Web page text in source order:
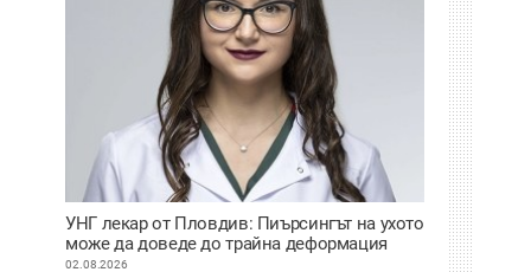
УНГ лекар от Пловдив: Пиърсингът на ухото
може да доведе до трайна деформация
02.08.2026